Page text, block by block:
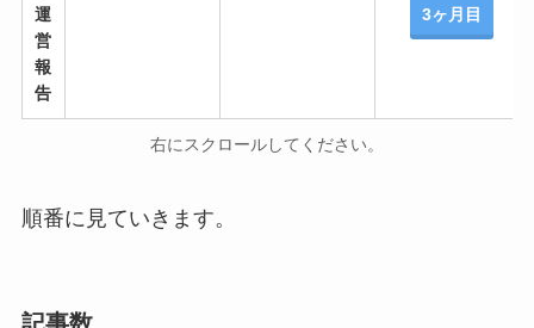
運
営
報
告
3ヶ月目
右にスクロールしてください。
順番に見ていきます。